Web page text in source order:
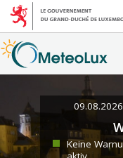
09.08.2026
Keine